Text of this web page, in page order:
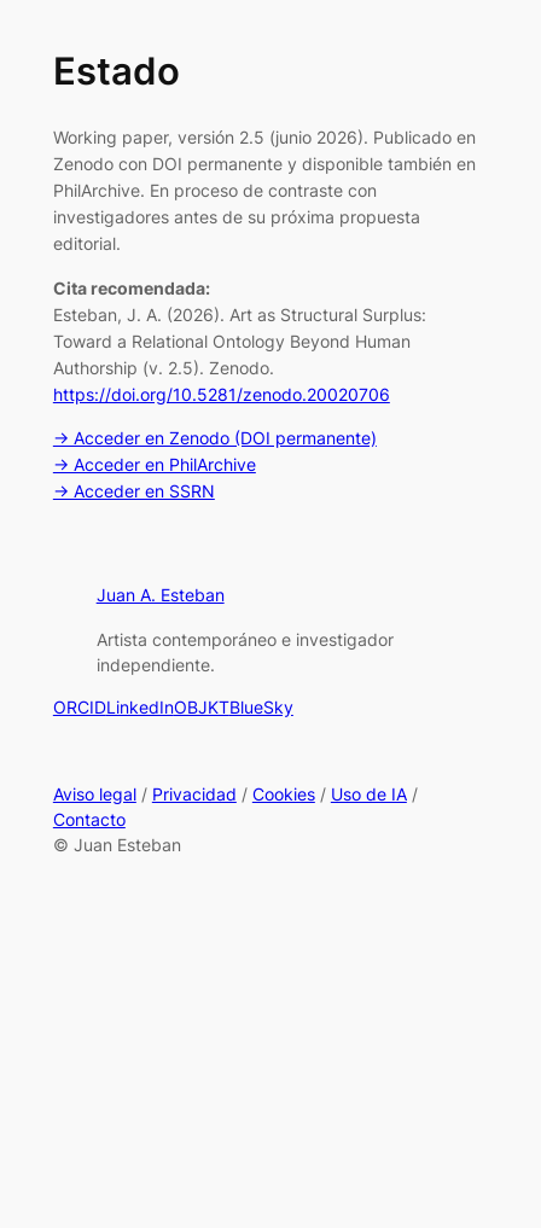
Estado
Working paper, versión 2.5 (junio 2026). Publicado en
Zenodo con DOI permanente y disponible también en
PhilArchive. En proceso de contraste con
investigadores antes de su próxima propuesta
editorial.
Cita recomendada:
Esteban, J. A. (2026). Art as Structural Surplus:
Toward a Relational Ontology Beyond Human
Authorship (v. 2.5). Zenodo.
https://doi.org/10.5281/zenodo.20020706
→ Acceder en Zenodo (DOI permanente)
→ Acceder en PhilArchive
→ Acceder en SSRN
Juan A. Esteban
Artista contemporáneo e investigador
independiente.
ORCIDLinkedInOBJKTBlueSky
Aviso legal/ Privacidad / Cookies/ Uso de IA/
Contacto
© Juan Esteban